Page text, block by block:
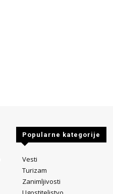
Popularne kategorije
Vesti
Turizam
Zanimljivosti